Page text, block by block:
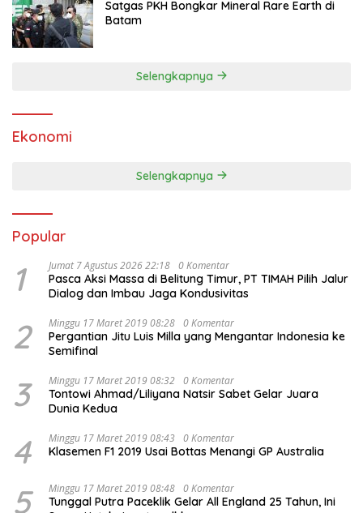
Satgas PKH Bongkar Mineral Rare Earth di
Selengkapnya
Ekonomi
Selengkapnya
Popular
1 Jumat 7 Agustus 2026 22:18 0 Komentar
Pasca Aksi Massa di Belitung Timur, PT TIMAH Pilih Jalur
Dialog dan Imbau Jaga Kondusivitas
2 Minggu 17 Maret 2019 08:28 0 Komentar
Pergantian Jitu Luis Milla yang Mengantar Indonesia ke
Semifinal
3 Minggu 17 Maret 2019 08:32 0 Komentar
Tontowi Ahmad/Liliyana Natsir Sabet Gelar Juara
Dunia Kedua
4 Minggu 17 Maret 2019 08:43 0 Komentar
Klasemen F1 2019 Usai Bottas Menangi GP Australia
5 Minggu 17 Maret 2019 08:48 0 Komentar
Tunggal Putra Paceklik Gelar All England 25 Tahun, Ini